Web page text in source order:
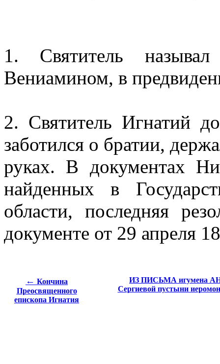
1. Cвятитель
Вениамином, в
2. Святитель Игнатий
заботился о братии,
руках. В документах
найденных в
области, последняя
документе от 29 апреля
← Кончина
Преосвященного
епископа Игнатия
ИЗ ПИСЬМА игумена
Сергиевой пустыни